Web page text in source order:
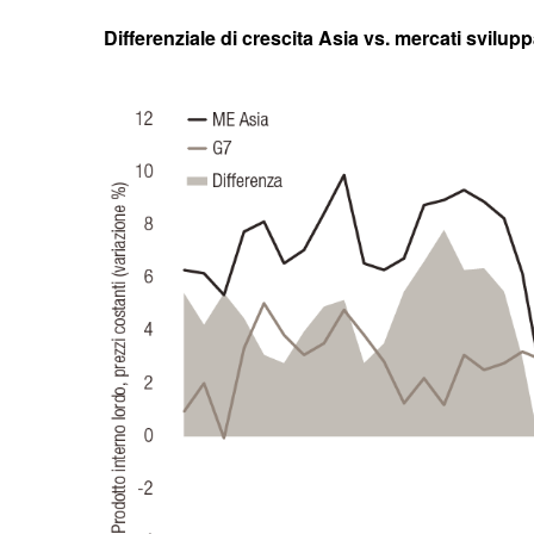
Differenziale di crescita Asia vs. mercati